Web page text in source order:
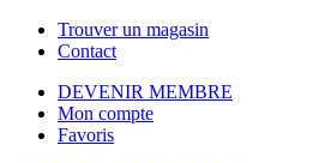
Trouver un magasin
Contact
DEVENIR MEMBRE
Mon compte
Favoris